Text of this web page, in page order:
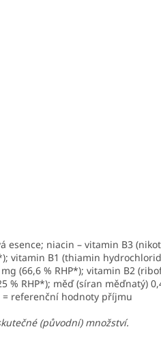
esence; niacin – vitamin B3
vitamin B1 (thiamin
(66,6 % RHP*); vitamin B2
RHP*); měď (síran měďnatý)
= referenční hodnoty příjmu
(původní) množství.